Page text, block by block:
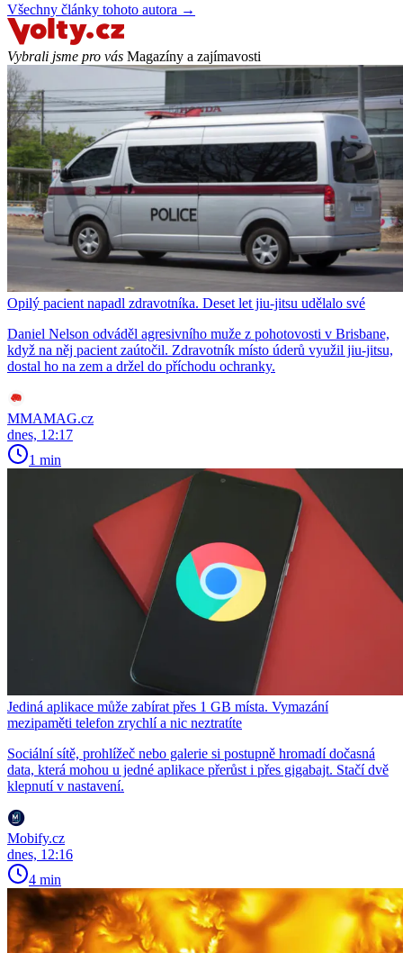
Všechny články tohoto autora →
Vybrali jsme pro vás Magazíny a zajímavosti
Opilý pacient napadl zdravotníka. Deset let jiu-jitsu udělalo své
Daniel Nelson odváděl agresivního muže z pohotovosti v Brisbane,
když na něj pacient zaútočil. Zdravotník místo úderů využil jiu-jitsu,
dostal ho na zem a držel do příchodu ochranky.
MMAMAG.cz
dnes, 12:17
1 min
Jediná aplikace může zabírat přes 1 GB místa. Vymazání
mezipaměti telefon zrychlí a nic neztratíte
Sociální sítě, prohlížeč nebo galerie si postupně hromadí dočasná
data, která mohou u jedné aplikace přerůst i přes gigabajt. Stačí dvě
klepnutí v nastavení.
Mobify.cz
dnes, 12:16
4 min